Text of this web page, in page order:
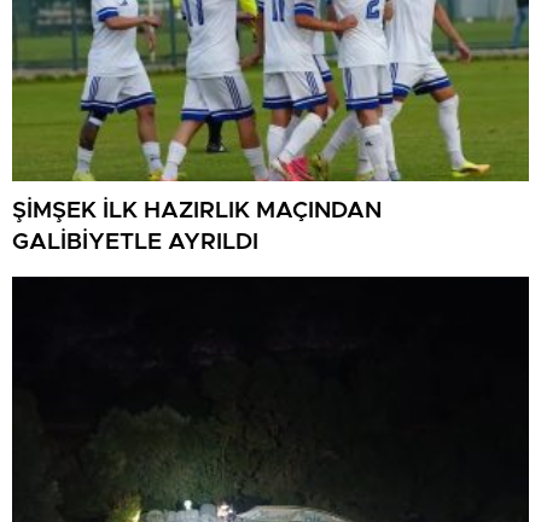
ŞİMŞEK İLK HAZIRLIK MAÇINDAN
GALİBİYETLE AYRILDI